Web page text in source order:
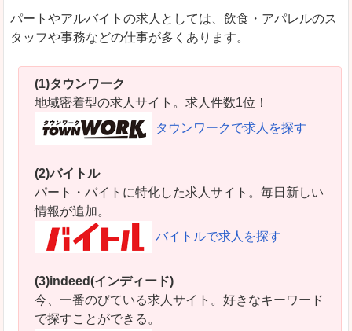
パートやアルバイトの求人としては、飲食・アパレルのス
タッフや事務などの仕事が多くあります。
(1)タウンワーク
地域密着型の求人サイト。求人件数1位！
タウンワークで求人を探す
(2)バイトル
パート・バイトに特化した求人サイト。毎日新しい
情報が追加。
バイトルで求人を探す
(3)indeed(インディード)
今、一番のびている求人サイト。好きなキーワード
で探すことができる。